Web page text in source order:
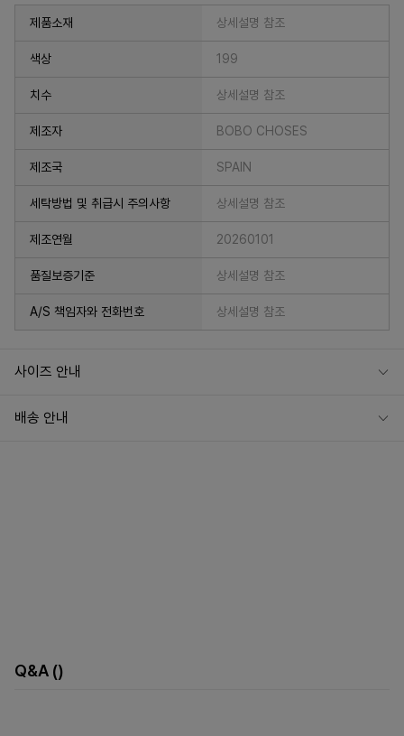
제품소재 상세설명 참조
색상 199
치수 상세설명 참조
제조자 BOBO CHOSES
제조국 SPAIN
세탁방법 및 취급시 주의사항 상세설명 참조
제조연월 20260101
품질보증기준 상세설명 참조
A/S 책임자와 전화번호 상세설명 참조
사이즈 안내
배송 안내
Q&A ()